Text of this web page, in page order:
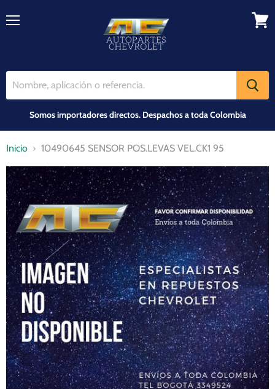
Somos importadores directos. Despachos a toda Colombia
Inicio 10490645 SENSOR POS.LEVAS VEL.CK1 95